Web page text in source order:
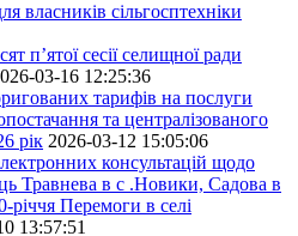
власників сільгосптехніки
п’ятої сесії селищної ради
03-16 12:25:36
тарифів на послуги
та централізованого
рік 2026-03-12 15:05:06
консультацій щодо
Травнева в с .Новики, Садова в
річчя Перемоги в селі
13:57:51